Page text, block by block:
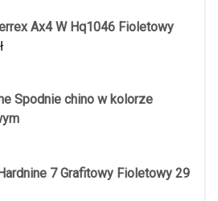
Ax4 W Hq1046 Fioletowy
Spodnie chino w kolorze
7 Grafitowy Fioletowy 29